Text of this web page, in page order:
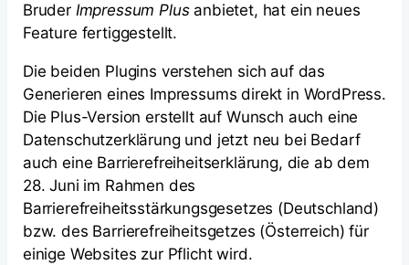
Bruder Impressum Plusanbietet, hat ein neues
Feature fertiggestellt.
Die beiden Plugins verstehen sich auf das
Generieren eines Impressums direkt in WordPress.
Die Plus-Version erstellt auf Wunsch auch eine
Datenschutzerklärung und jetzt neu bei Bedarf
auch eine Barrierefreiheitserklärung, die ab dem
28. Juni im Rahmen des
Barrierefreiheitsstärkungsgesetzes (Deutschland)
bzw. des Barrierefreiheitsgetzes (Österreich) für
einige Websites zur Pflicht wird.